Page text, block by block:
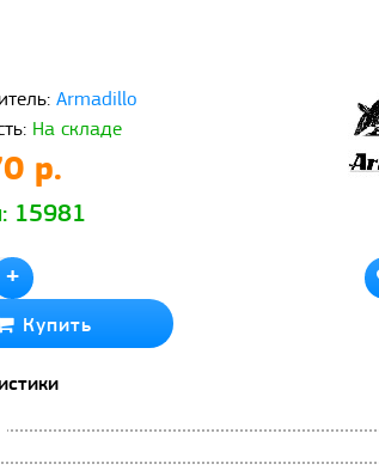
Armadillo
На складе
р.
15981
+
Купить